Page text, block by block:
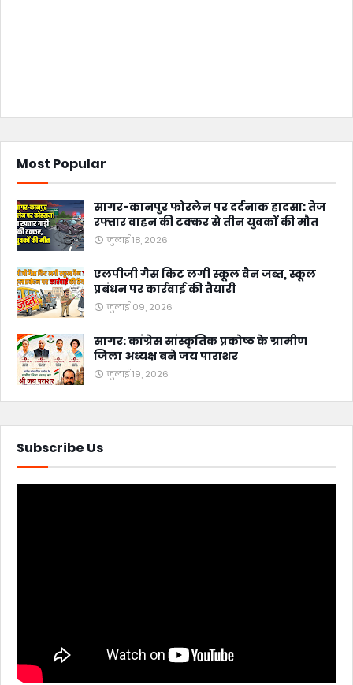
Most Popular
सागर-कानपुर फोरलेन पर दर्दनाक हादसा: तेज
रफ्तार वाहन की टक्कर से तीन युवकों की मौत
जुलाई 18, 2026
एलपीजी गैस किट लगी स्कूल वैन जब्त, स्कूल
प्रबंधन पर कार्रवाई की तैयारी
जुलाई 09, 2026
सागर: कांग्रेस सांस्कृतिक प्रकोष्ठ के ग्रामीण
जिला अध्यक्ष बने जय पाराशर
जुलाई 19, 2026
Subscribe Us